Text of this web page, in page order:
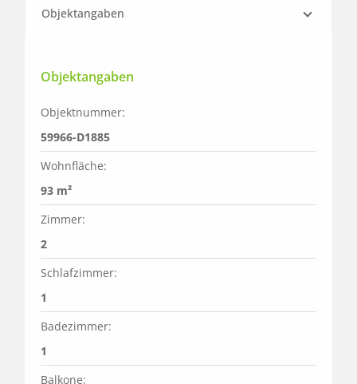
Objektangaben
Objektangaben
Objektnummer:
59966-D1885
Wohnfläche:
93 m²
Zimmer:
2
Schlafzimmer:
1
Badezimmer:
1
Balkone: